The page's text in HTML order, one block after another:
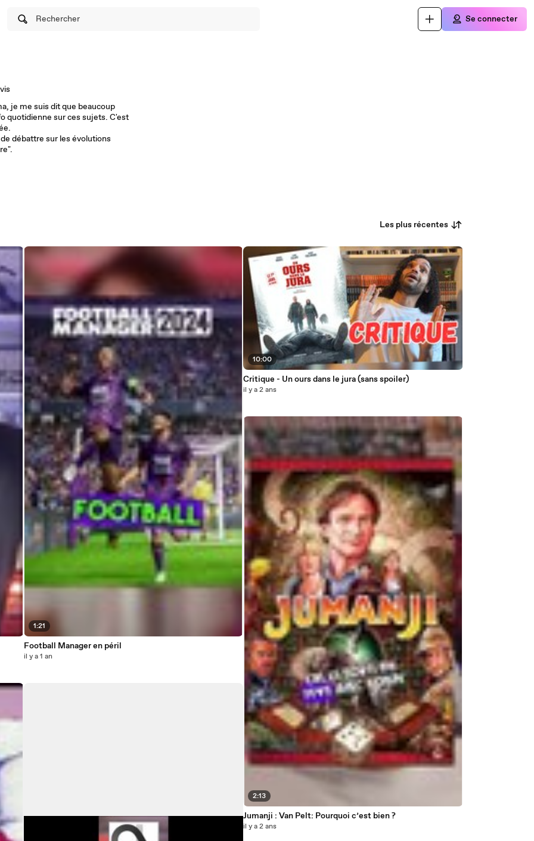
Rechercher Se connecter
je me suis dit que beaucoup
quotidienne sur ces sujets. C'est
débattre sur les évolutions
Les plus récentes
1:21
Football Manager en péril
il y a 1 an
10:00
Critique - Un ours dans le jura (sans spoiler)
il y a 2 ans
2:13
Jumanji : Van Pelt: Pourquoi c’est bien ?
il y a 2 ans